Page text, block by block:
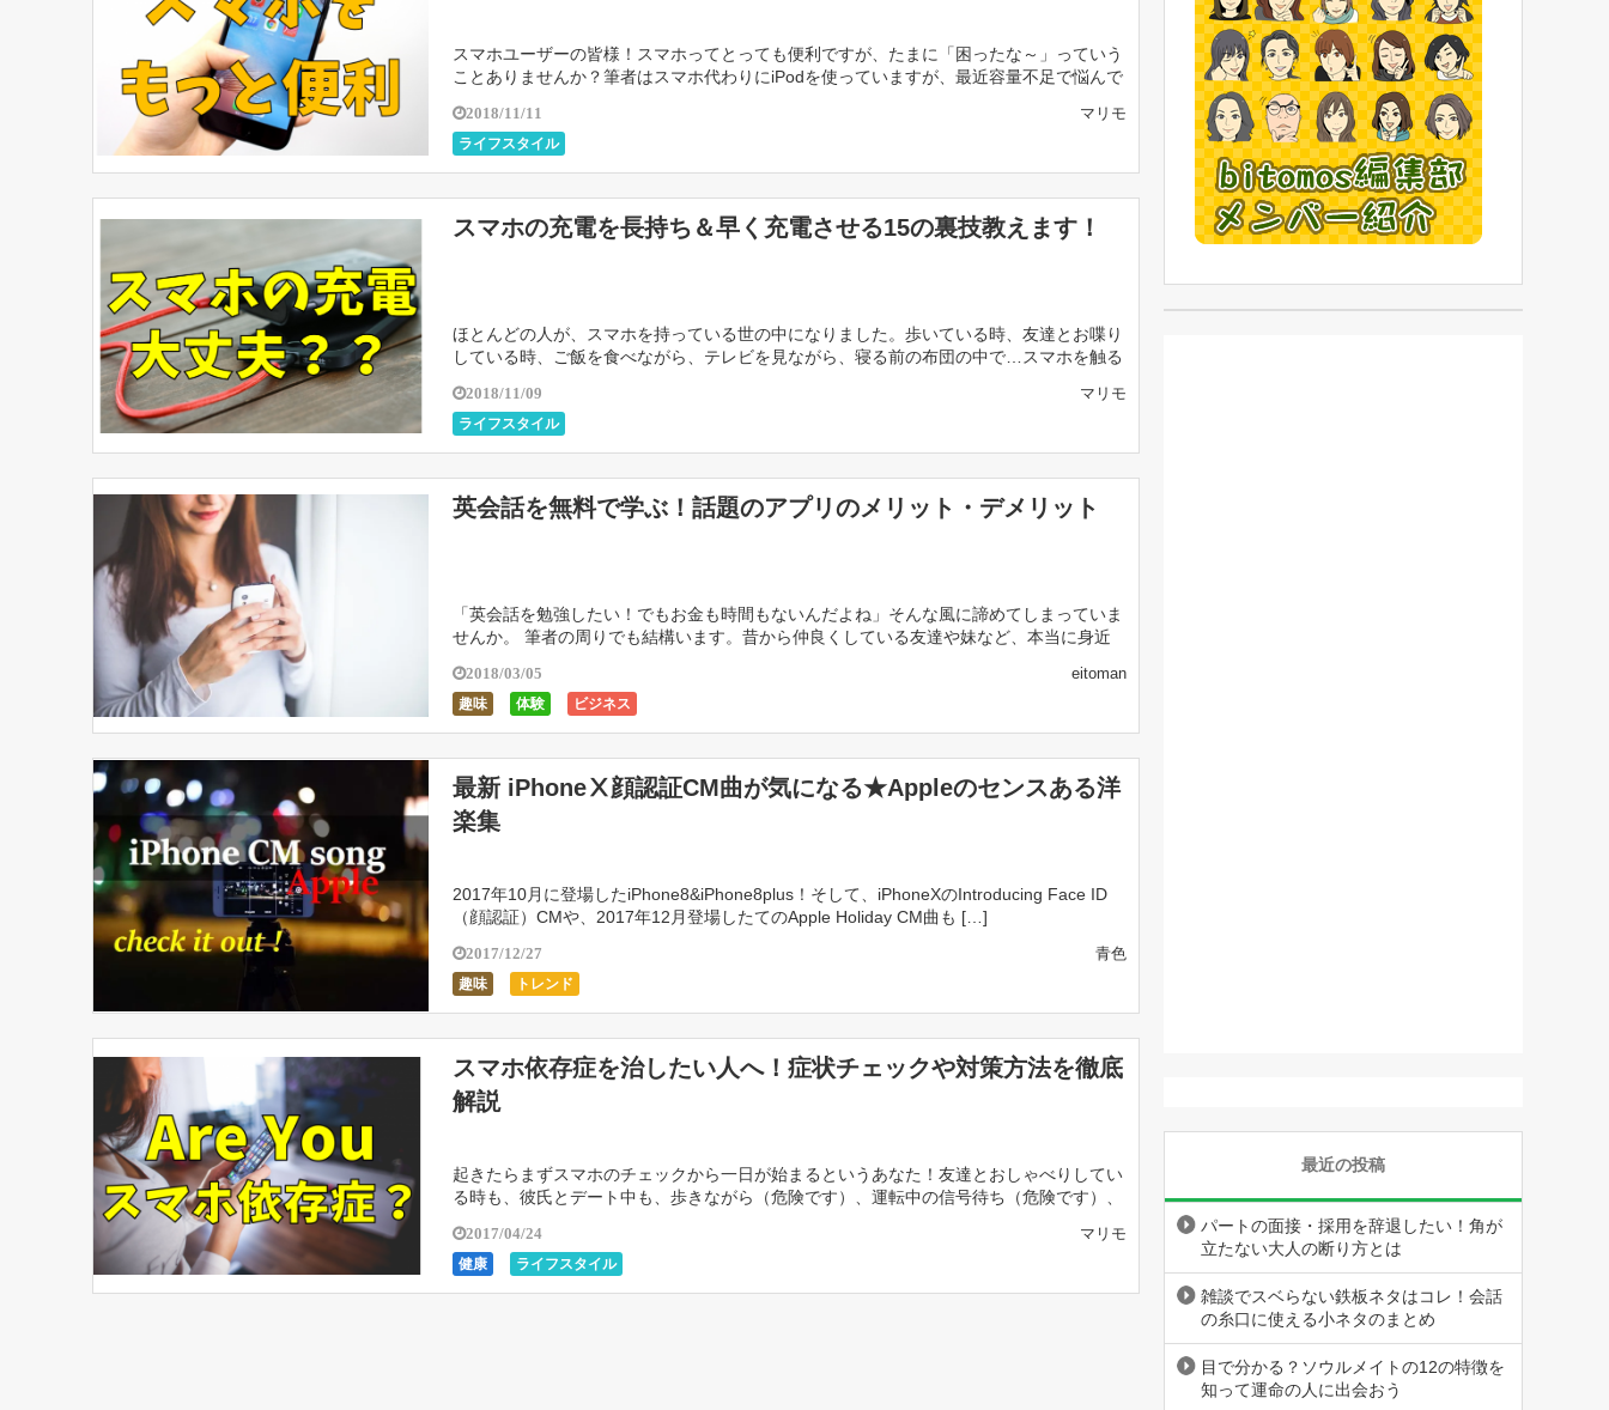
スマホユーザーの皆様！スマホってとっても便利ですが、たまに「困ったな～」っていう
ことありませんか？筆者はスマホ代わりにiPodを使っていますが、最近容量不足で悩んで
2018/11/11
ライフスタイル
マリモ
スマホの充電を長持ち＆早く充電させる15の裏技教えます！
ほとんどの人が、スマホを持っている世の中になりました。歩いている時、友達とお喋り
している時、ご飯を食べながら、テレビを見ながら、寝る前の布団の中で…スマホを触る
2018/11/09
ライフスタイル
マリモ
英会話を無料で学ぶ！話題のアプリのメリット・デメリット
「英会話を勉強したい！でもお金も時間もないんだよね」そんな風に諦めてしまっていま
せんか。 筆者の周りでも結構います。昔から仲良くしている友達や妹など、本当に身近
2018/03/05
趣味 体験 ビジネス
eitoman
最新 iPhoneⅩ顔認証CM曲が気になる★Appleのセンスある洋
楽集
2017年10月に登場したiPhone8&iPhone8plus！そして、iPhoneΧのIntroducing Face ID
（顔認証）CMや、2017年12月登場したてのApple Holiday CM曲も […]
2017/12/27
趣味 トレンド
青色
スマホ依存症を治したい人へ！症状チェックや対策方法を徹底
解説
起きたらまずスマホのチェックから一日が始まるというあなた！友達とおしゃべりしてい
る時も、彼氏とデート中も、歩きながら（危険です）、運転中の信号待ち（危険です）、
2017/04/24
健康 ライフスタイル
マリモ
最近の投稿
パートの面接・採用を辞退したい！角が
立たない大人の断り方とは
雑談でスベらない鉄板ネタはコレ！会話
の糸口に使える小ネタのまとめ
目で分かる？ソウルメイトの12の特徴を
知って運命の人に出会おう